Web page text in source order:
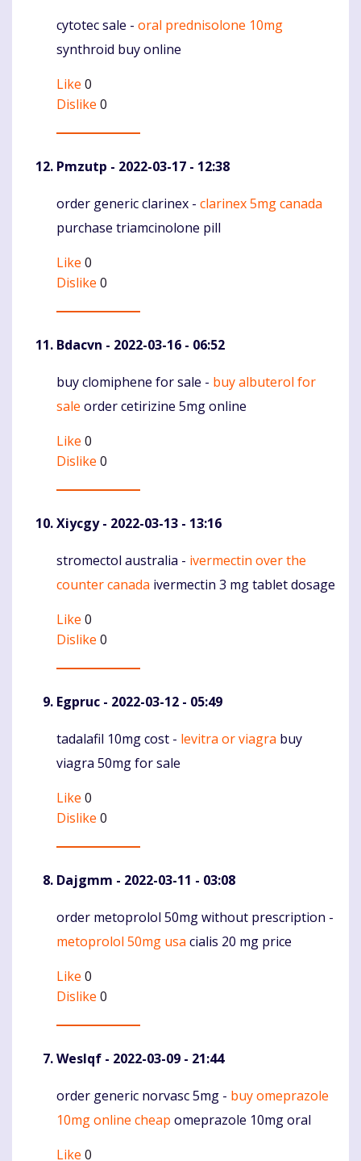
Komentaras
cytotec sale - oral prednisolone 10mg
synthroid buy online
Like 0
Dislike 0
Pmzutp - 2022-03-17 - 12:38
Komentaras
order generic clarinex - clarinex 5mg canada
purchase triamcinolone pill
Like 0
Dislike 0
Bdacvn - 2022-03-16 - 06:52
Komentaras
buy clomiphene for sale - buy albuterol for
sale order cetirizine 5mg online
Like 0
Dislike 0
Xiycgy- 2022-03-13 - 13:16
Komentaras
stromectol australia - ivermectin over the
counter canada ivermectin 3 mg tablet dosage
Like 0
Dislike 0
Egpruc - 2022-03-12 - 05:49
Komentaras
tadalafil 10mg cost - levitra or viagra buy
viagra 50mg for sale
Like 0
Dislike 0
Dajgmm - 2022-03-11 - 03:08
Komentaras
order metoprolol 50mg without prescription -
metoprolol 50mg usa cialis 20 mg price
Like 0
Dislike 0
Weslqf - 2022-03-09 - 21:44
Komentaras
order generic norvasc 5mg - buy omeprazole
10mg online cheap omeprazole 10mg oral
Like 0